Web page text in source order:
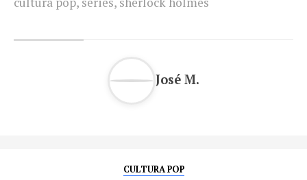
José M.
CULTURA POP